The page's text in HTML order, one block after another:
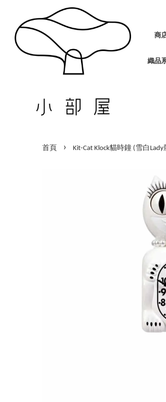
商
織品
首頁 › Kit-Cat Klock貓時鐘 (雪白Lady